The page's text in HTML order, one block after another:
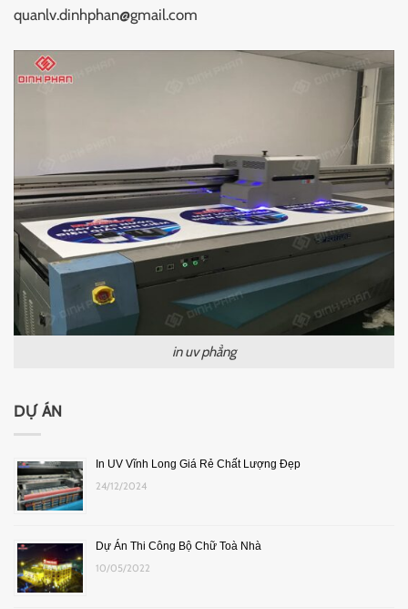
quanlv.dinhphan@gmail.com
in uv phẳng
DỰ ÁN
In UV Vĩnh Long Giá Rẻ Chất Lượng Đẹp
24/12/2024
Dự Án Thi Công Bộ Chữ Toà Nhà
10/05/2022